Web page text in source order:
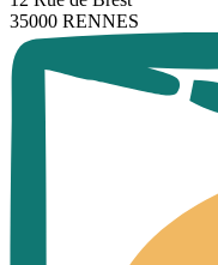
35000 RENNES